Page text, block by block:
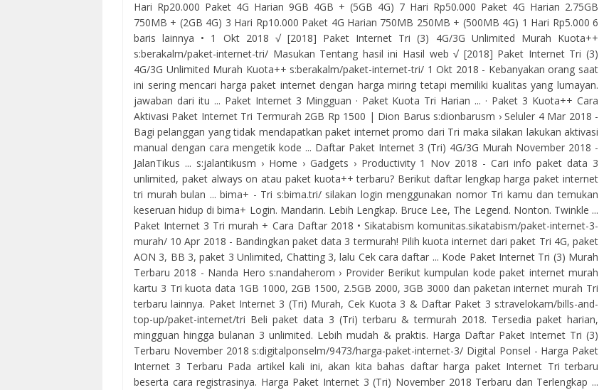
Hari Rp20.000 Paket 4G Harian 9GB 4GB + (5GB 4G) 7 Hari Rp50.000 Paket 4G Harian 2.75GB
750MB + (2GB 4G) 3 Hari Rp10.000 Paket 4G Harian 750MB 250MB + (500MB 4G) 1 Hari Rp5.000 6
baris lainnya • 1 Okt 2018 √ [2018] Paket Internet Tri (3) 4G/3G Unlimited Murah Kuota++
s:berakalm/paket-internet-tri/ Masukan Tentang hasil ini Hasil web √ [2018] Paket Internet Tri (3)
4G/3G Unlimited Murah Kuota++ s:berakalm/paket-internet-tri/ 1 Okt 2018 - Kebanyakan orang saat
ini sering mencari harga paket internet dengan harga miring tetapi memiliki kualitas yang lumayan.
jawaban dari itu ... ‎Paket Internet 3 Mingguan · ‎Paket Kuota Tri Harian ... · ‎Paket 3 Kuota++ Cara
Aktivasi Paket Internet Tri Termurah 2GB Rp 1500 | Dion Barus s:dionbarusm › Seluler 4 Mar 2018 -
Bagi pelanggan yang tidak mendapatkan paket internet promo dari Tri maka silakan lakukan aktivasi
manual dengan cara mengetik kode ... Daftar Paket Internet 3 (Tri) 4G/3G Murah November 2018 -
JalanTikus ... s:jalantikusm › Home › Gadgets › Productivity 1 Nov 2018 - Cari info paket data 3
unlimited, paket always on atau paket kuota++ terbaru? Berikut daftar lengkap harga paket internet
tri murah bulan ... bima+ - Tri s:bima.tri/ silakan login menggunakan nomor Tri kamu dan temukan
keseruan hidup di bima+ Login. Mandarin. Lebih Lengkap. Bruce Lee, The Legend. Nonton. Twinkle ...
Paket Internet 3 Tri murah + Cara Daftar 2018 • Sikatabism komunitas.sikatabism/paket-internet-3-
murah/ 10 Apr 2018 - Bandingkan paket data 3 termurah! Pilih kuota internet dari paket Tri 4G, paket
AON 3, BB 3, paket 3 Unlimited, Chatting 3, lalu Cek cara daftar ... Kode Paket Internet Tri (3) Murah
Terbaru 2018 - Nanda Hero s:nandaherom › Provider Berikut kumpulan kode paket internet murah
kartu 3 Tri kuota data 1GB 1000, 2GB 1500, 2.5GB 2000, 3GB 3000 dan paketan internet murah Tri
terbaru lainnya. Paket Internet 3 (Tri) Murah, Cek Kuota 3 & Daftar Paket 3 s:travelokam/bills-and-
top-up/paket-internet/tri Beli paket data 3 (Tri) terbaru & termurah 2018. Tersedia paket harian,
mingguan hingga bulanan 3 unlimited. Lebih mudah & praktis. Harga Daftar Paket Internet Tri (3)
Terbaru November 2018 s:digitalponselm/9473/harga-paket-internet-3/ Digital Ponsel - Harga Paket
Internet 3 Terbaru Pada artikel kali ini, akan kita bahas daftar harga paket Internet Tri terbaru
beserta cara registrasinya. Harga Paket Internet 3 (Tri) November 2018 Terbaru dan Terlengkap ...